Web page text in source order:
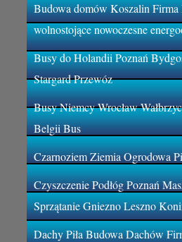
Budowa domów Koszalin
wolnostojące nowoczesne
Busy do Holandii Poznań
Stargard Przewóz
Busy Niemcy Wrocław
Belgii Bus
Czarnoziem Ziemia Ogrodowa
Czyszczenie Podłóg Poznań
Sprzątanie Gniezno Leszno
Dachy Piła Budowa Dachów